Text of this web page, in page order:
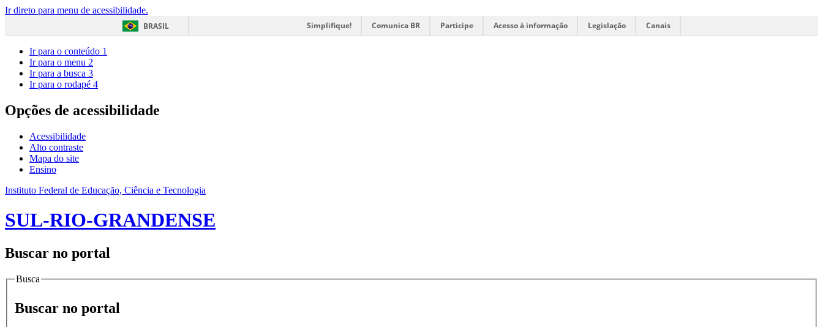
Ir direto para menu de acessibilidade.
BRASIL
Simplifique! Comunica BR Participe Acesso à informação Legislação Canais
Ir para o conteúdo 1
Ir para o menu 2
Ir para a busca 3
Ir para o rodapé 4
Opções de acessibilidade
Acessibilidade
Alto contraste
Mapa do site
Ensino
Instituto Federal de Educação, Ciência e Tecnologia
SUL-RIO-GRANDENSE
Buscar no portal
Busca
Buscar no portal